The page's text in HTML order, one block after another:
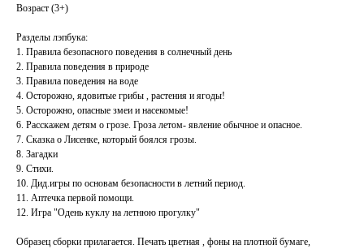
Возраст (3+)
Разделы лэпбука:
1. Правила безопасного поведения в солнечный день
2. Правила поведения в природе
3. Правила поведения на воде
4. Осторожно, ядовитые грибы , растения и ягоды!
5. Осторожно, опасные змеи и насекомые!
6. Расскажем детям о грозе. Гроза летом- явление обычное и опасное.
7. Сказка о Лисенке, который боялся грозы.
8. Загадки
9. Стихи.
10. Дид.игры по основам безопасности в летний период.
11. Аптечка первой помощи.
12. Игра "Одень куклу на летнюю прогулку"
Образец сборки прилагается. Печать цветная , фоны на плотной бумаге,